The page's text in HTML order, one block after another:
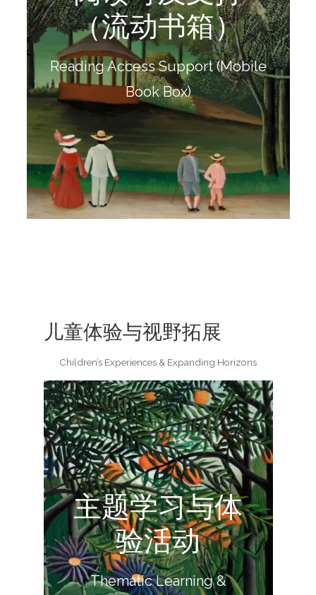
（流动书箱）
Reading Access Support (Mobile
Book Box)
流动书箱
让好书走出馆门，去到孩子所在的地方——把阅读的
机会送到每一段路程的尽头。
阅读更多
儿童体验与视野拓展
Children’s Experiences & Expanding Horizons
主题学习与体
验活动
Thematic Learning &
以主题为线索，融合各类课程与体验活动，
让孩子在观察、提问、动手与表达中成长，
把好奇心变成探索世界的能力。
阅读更多